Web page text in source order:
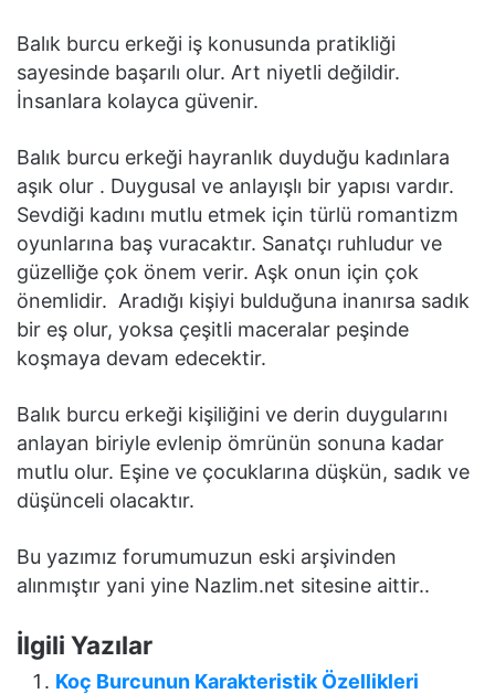
Balık burcu erkeği iş konusunda pratikliği
sayesinde başarılı olur. Art niyetli değildir.
İnsanlara kolayca güvenir.
Balık burcu erkeği hayranlık duyduğu kadınlara
aşık olur . Duygusal ve anlayışlı bir yapısı vardır.
Sevdiği kadını mutlu etmek için türlü romantizm
oyunlarına baş vuracaktır. Sanatçı ruhludur ve
güzelliğe çok önem verir. Aşk onun için çok
önemlidir. Aradığı kişiyi bulduğuna inanırsa sadık
bir eş olur, yoksa çeşitli maceralar peşinde
koşmaya devam edecektir.
Balık burcu erkeği kişiliğini ve derin duygularını
anlayan biriyle evlenip ömrünün sonuna kadar
mutlu olur. Eşine ve çocuklarına düşkün, sadık ve
düşünceli olacaktır.
Bu yazımız forumumuzun eski arşivinden
alınmıştır yani yine Nazlim.net sitesine aittir..
İlgili Yazılar
Koç Burcunun Karakteristik Özellikleri